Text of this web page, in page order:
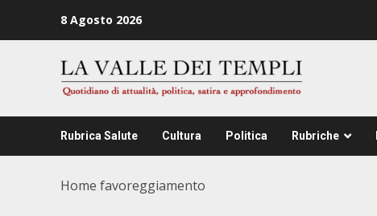
8 Agosto 2026
Rubrica Salute Cultura Politica Rubriche
Home favoreggiamento